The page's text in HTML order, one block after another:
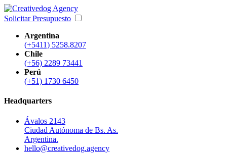
Solicitar Presupuesto
Argentina
(+5411) 5258.8207
Chile
(+56) 2289 73441
Perú
(+51) 1730 6450
Headquarters
Ávalos 2143
Ciudad Autónoma de Bs. As.
Argentina.
hello@creativedog.agency